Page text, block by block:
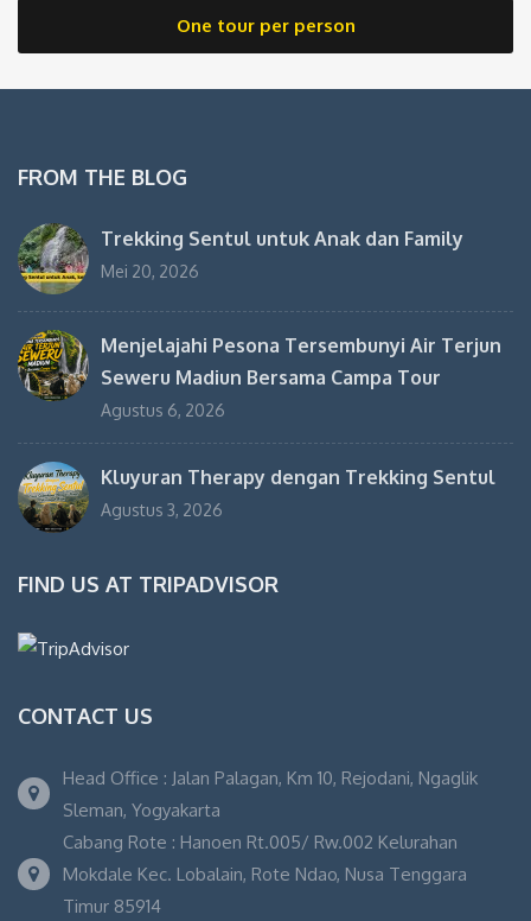
One tour per person
FROM THE BLOG
Trekking Sentul untuk Anak dan Family
Mei 20, 2026
Menjelajahi Pesona Tersembunyi Air Terjun
Seweru Madiun Bersama Campa Tour
Agustus 6, 2026
Kluyuran Therapy dengan Trekking Sentul
Agustus 3, 2026
FIND US AT TRIPADVISOR
CONTACT US
Head Office : Jalan Palagan, Km 10, Rejodani, Ngaglik
Sleman, Yogyakarta
Cabang Rote : Hanoen Rt.005/ Rw.002 Kelurahan
Mokdale Kec. Lobalain, Rote Ndao, Nusa Tenggara
Timur 85914